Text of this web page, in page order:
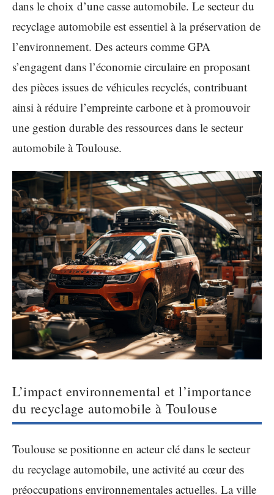
dans le choix d’une casse automobile. Le secteur du
recyclage automobile est essentiel à la préservation de
l’environnement. Des acteurs comme GPA
s’engagent dans l’économie circulaire en proposant
des pièces issues de véhicules recyclés, contribuant
ainsi à réduire l’empreinte carbone et à promouvoir
une gestion durable des ressources dans le secteur
automobile à Toulouse.
L’impact environnemental et l’importance
du recyclage automobile à Toulouse
Toulouse se positionne en acteur clé dans le secteur
du recyclage automobile, une activité au cœur des
préoccupations environnementales actuelles. La ville